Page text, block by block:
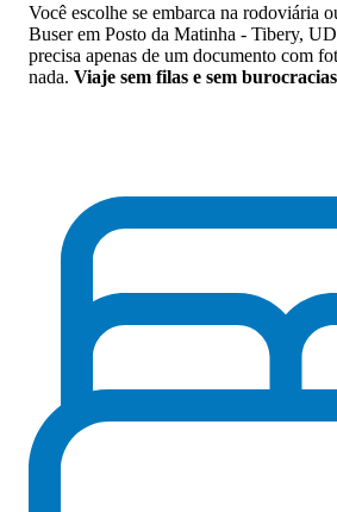
Você escolhe se embarca na rodoviária
Buser em Posto da Matinha - Tibery,
precisa apenas de um documento com
nada. Viaje sem filas e sem burocracias